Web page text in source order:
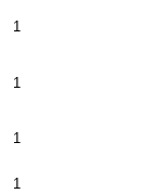
1
1
1
1